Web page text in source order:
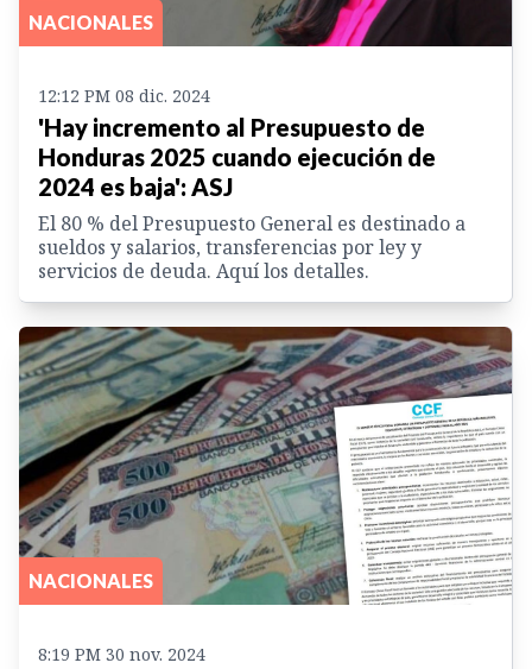
NACIONALES
12:12 PM 08 dic. 2024
'Hay incremento al Presupuesto de
Honduras 2025 cuando ejecución de
2024 es baja': ASJ
El 80 % del Presupuesto General es destinado a
sueldos y salarios, transferencias por ley y
servicios de deuda. Aquí los detalles.
NACIONALES
8:19 PM 30 nov. 2024